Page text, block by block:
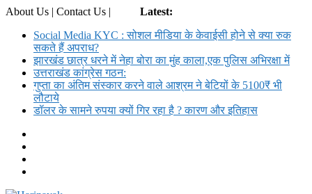
About Us | Contact Us |
Latest:
Social Media KYC : सोशल मीडिया के केवाईसी होने से क्या रुक
सकते हैं अपराध?
झारखंड छात्र धरने में नेहा बोरा का मुंह काला,एक पुलिस अभिरक्षा में
उत्तराखंड कांग्रेस गठन:
गुप्ता का अंतिम संस्कार करने वाले आश्रम ने बेटियों के 5100₹ भी
लौटाये
डॉलर के सामने रुपया क्यों गिर रहा है ? कारण और इतिहास